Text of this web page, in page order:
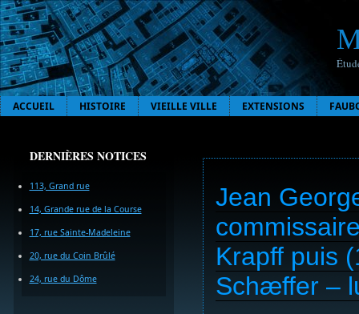
ACCUEIL HISTOIRE VIEILLE VILLE EXTENSIONS
DERNIÈRES NOTICES
113, Grand rue
14, Grande rue de la Course
17, rue Sainte-Madeleine
20, rue du Coin Brûlé
24, rue du Dôme
Jean
Krapff puis
Schæffer –